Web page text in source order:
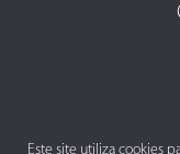
Este site utiliza cookies